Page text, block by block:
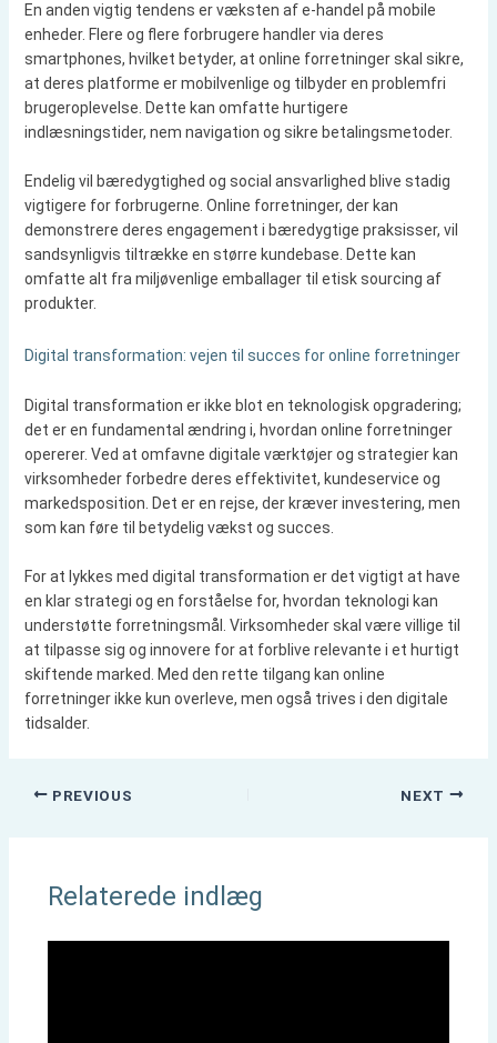
En anden vigtig tendens er væksten af e-handel på mobile
enheder. Flere og flere forbrugere handler via deres
smartphones, hvilket betyder, at online forretninger skal sikre,
at deres platforme er mobilvenlige og tilbyder en problemfri
brugeroplevelse. Dette kan omfatte hurtigere
indlæsningstider, nem navigation og sikre betalingsmetoder.
Endelig vil bæredygtighed og social ansvarlighed blive stadig
vigtigere for forbrugerne. Online forretninger, der kan
demonstrere deres engagement i bæredygtige praksisser, vil
sandsynligvis tiltrække en større kundebase. Dette kan
omfatte alt fra miljøvenlige emballager til etisk sourcing af
produkter.
Digital transformation: vejen til succes for online forretninger
Digital transformation er ikke blot en teknologisk opgradering;
det er en fundamental ændring i, hvordan online forretninger
opererer. Ved at omfavne digitale værktøjer og strategier kan
virksomheder forbedre deres effektivitet, kundeservice og
markedsposition. Det er en rejse, der kræver investering, men
som kan føre til betydelig vækst og succes.
For at lykkes med digital transformation er det vigtigt at have
en klar strategi og en forståelse for, hvordan teknologi kan
understøtte forretningsmål. Virksomheder skal være villige til
at tilpasse sig og innovere for at forblive relevante i et hurtigt
skiftende marked. Med den rette tilgang kan online
forretninger ikke kun overleve, men også trives i den digitale
tidsalder.
PREVIOUS NEXT
Relaterede indlæg